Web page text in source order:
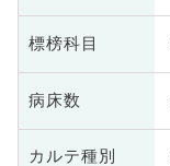
標榜科目
病床数
カルテ種別